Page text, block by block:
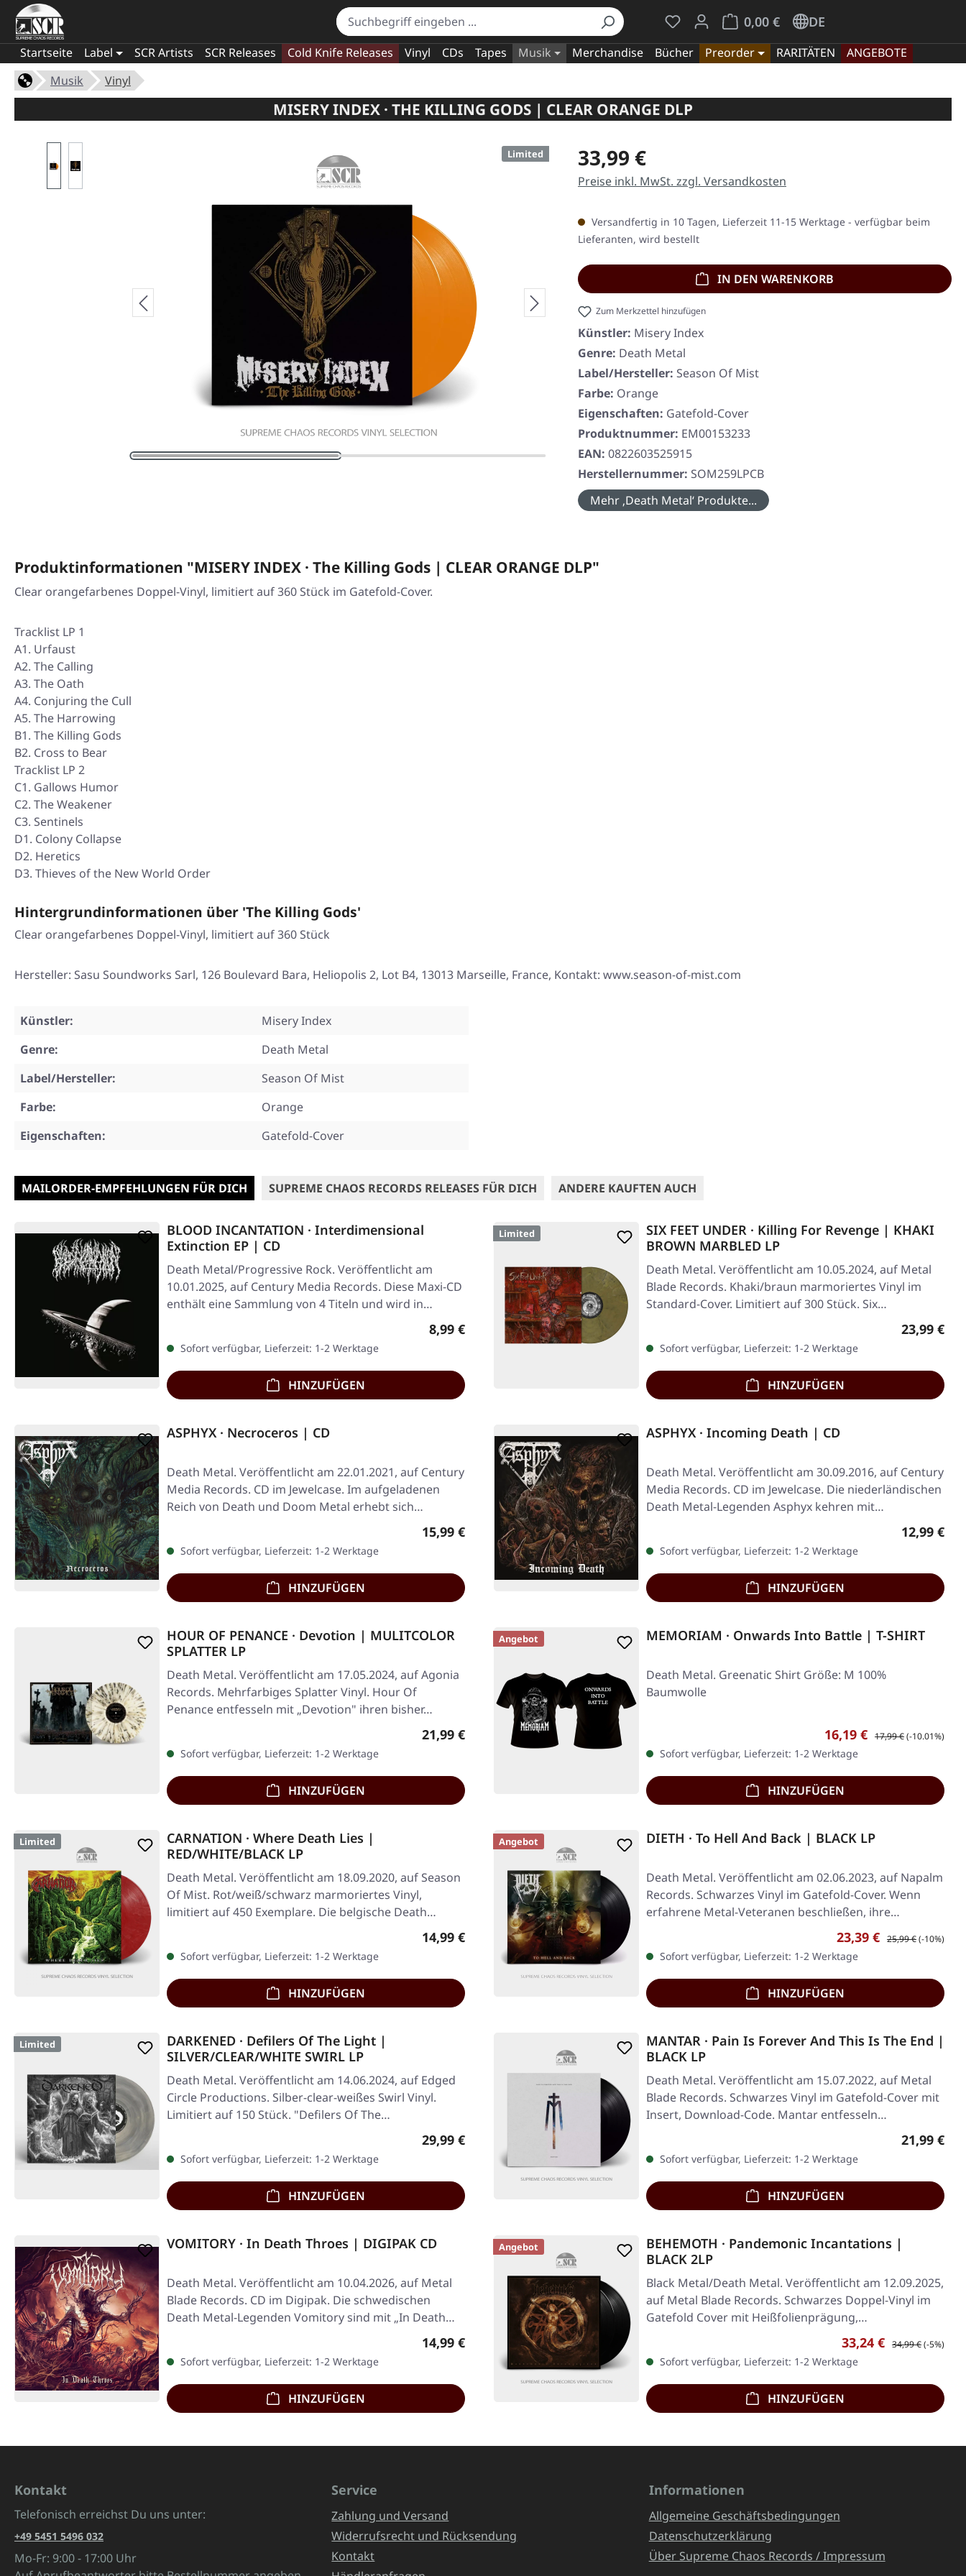
Du hast 0 Produkte auf dem Merkzettel
0,00 €
Warenkorb enthält 0 Positionen. Der
DE
Startseite Label SCR Artists SCR Releases Cold Knife Releases Vinyl CDs Tapes Musik Merchandise Bücher Preorder RARITÄTEN
ANGEBOTE
Musik
Vinyl
MISERY INDEX · THE KILLING GODS | CLEAR ORANGE DLP
Limited Regulärer Preis:
33,99 €
Preise inkl. MwSt. zzgl. Versandkosten
Versandfertig in 10 Tagen, Lieferzeit 11-15 Werktage - verfügbar beim
Lieferanten, wird bestellt
IN DEN WARENKORB
Zum Merkzettel hinzufügen
Künstler: Misery Index
Genre: Death Metal
Label/Hersteller: Season Of Mist
Farbe: Orange
Eigenschaften: Gatefold-Cover
Produktnummer: EM00153233
EAN: 0822603525915
Herstellernummer: SOM259LPCB
Mehr ‚Death Metal‘ Produkte...
Produktinformationen "MISERY INDEX · The Killing Gods | CLEAR ORANGE DLP"
Clear orangefarbenes Doppel-Vinyl, limitiert auf 360 Stück im Gatefold-Cover.
Tracklist LP 1
A1. Urfaust
A2. The Calling
A3. The Oath
A4. Conjuring the Cull
A5. The Harrowing
B1. The Killing Gods
B2. Cross to Bear
Tracklist LP 2
C1. Gallows Humor
C2. The Weakener
C3. Sentinels
D1. Colony Collapse
D2. Heretics
D3. Thieves of the New World Order
Hintergrundinformationen über 'The Killing Gods'
Clear orangefarbenes Doppel-Vinyl, limitiert auf 360 Stück
Hersteller: Sasu Soundworks Sarl, 126 Boulevard Bara, Heliopolis 2, Lot B4, 13013 Marseille, France, Kontakt: www.season-of-mist.com
Künstler:
Misery Index
Genre:
Death Metal
Label/Hersteller:
Season Of Mist
Farbe:
Orange
Eigenschaften:
Gatefold-Cover
MAILORDER-EMPFEHLUNGEN FÜR DICH SUPREME CHAOS RECORDS RELEASES FÜR DICH ANDERE KAUFTEN AUCH
BLOOD INCANTATION · Interdimensional
Extinction EP | CD
Death Metal/Progressive Rock. Veröffentlicht am
10.01.2025, auf Century Media Records. Diese Maxi-CD
enthält eine Sammlung von 4 Titeln und wird in…
Regulärer Preis:
8,99 €
Sofort verfügbar, Lieferzeit: 1-2 Werktage
HINZUFÜGEN
Limited
SIX FEET UNDER · Killing For Revenge | KHAKI
BROWN MARBLED LP
Death Metal. Veröffentlicht am 10.05.2024, auf Metal
Blade Records. Khaki/braun marmoriertes Vinyl im
Standard-Cover. Limitiert auf 300 Stück. Six…
Regulärer
23,99 €
Sofort verfügbar, Lieferzeit: 1-2 Werktage
HINZUFÜGEN
ASPHYX · Necroceros | CD
Death Metal. Veröffentlicht am 22.01.2021, auf Century
Media Records. CD im Jewelcase. Im aufgeladenen
Reich von Death und Doom Metal erhebt sich…
Regulärer Preis:
15,99 €
Sofort verfügbar, Lieferzeit: 1-2 Werktage
HINZUFÜGEN
ASPHYX · Incoming Death | CD
Death Metal. Veröffentlicht am 30.09.2016, auf Century
Media Records. CD im Jewelcase. Die niederländischen
Death Metal-Legenden Asphyx kehren mit…
Regulärer
12,99 €
Sofort verfügbar, Lieferzeit: 1-2 Werktage
HINZUFÜGEN
HOUR OF PENANCE · Devotion | MULITCOLOR
SPLATTER LP
Death Metal. Veröffentlicht am 17.05.2024, auf Agonia
Records. Mehrfarbiges Splatter Vinyl. Hour Of
Penance entfesseln mit „Devotion" ihren bisher…
Regulärer Preis:
21,99 €
Sofort verfügbar, Lieferzeit: 1-2 Werktage
HINZUFÜGEN
Angebot MEMORIAM · Onwards Into Battle | T-SHIRT
Death Metal. Greenatic Shirt Größe: M 100%
Baumwolle
Verkaufspreis:
16,19 € Regulärer Preis:
17,99 €(-10.01%)
Sofort verfügbar, Lieferzeit: 1-2 Werktage
HINZUFÜGEN
Limited
CARNATION · Where Death Lies |
RED/WHITE/BLACK LP
Death Metal. Veröffentlicht am 18.09.2020, auf Season
Of Mist. Rot/weiß/schwarz marmoriertes Vinyl,
limitiert auf 450 Exemplare. Die belgische Death…
Regulärer Preis:
14,99 €
Sofort verfügbar, Lieferzeit: 1-2 Werktage
HINZUFÜGEN
Angebot DIETH · To Hell And Back | BLACK LP
Death Metal. Veröffentlicht am 02.06.2023, auf Napalm
Records. Schwarzes Vinyl im Gatefold-Cover. Wenn
erfahrene Metal-Veteranen beschließen, ihre…
Verkaufspreis:
23,39 € Regulärer Preis:
25,99 €(-10%)
Sofort verfügbar, Lieferzeit: 1-2 Werktage
HINZUFÜGEN
Limited
DARKENED · Defilers Of The Light |
SILVER/CLEAR/WHITE SWIRL LP
Death Metal. Veröffentlicht am 14.06.2024, auf Edged
Circle Productions. Silber-clear-weißes Swirl Vinyl.
Limitiert auf 150 Stück. "Defilers Of The…
Regulärer Preis:
29,99 €
Sofort verfügbar, Lieferzeit: 1-2 Werktage
HINZUFÜGEN
MANTAR · Pain Is Forever And This Is The End |
BLACK LP
Death Metal. Veröffentlicht am 15.07.2022, auf Metal
Blade Records. Schwarzes Vinyl im Gatefold-Cover mit
Insert, Download-Code. Mantar entfesseln…
Regulärer
21,99 €
Sofort verfügbar, Lieferzeit: 1-2 Werktage
HINZUFÜGEN
VOMITORY · In Death Throes | DIGIPAK CD
Death Metal. Veröffentlicht am 10.04.2026, auf Metal
Blade Records. CD im Digipak. Die schwedischen
Death Metal-Legenden Vomitory sind mit „In Death…
Regulärer Preis:
14,99 €
Sofort verfügbar, Lieferzeit: 1-2 Werktage
HINZUFÜGEN
Angebot
BEHEMOTH · Pandemonic Incantations |
BLACK 2LP
Black Metal/Death Metal. Veröffentlicht am 12.09.2025,
auf Metal Blade Records. Schwarzes Doppel-Vinyl im
Gatefold Cover mit Heißfolienprägung,…
Verkaufspreis:
33,24 € Regulärer Preis:
34,99 €(-5%)
Sofort verfügbar, Lieferzeit: 1-2 Werktage
HINZUFÜGEN
Kontakt
Telefonisch erreichst Du uns unter:
+49 5451 5496 032
Mo-Fr: 9:00 - 17:00 Uhr
Service
Zahlung und Versand
Widerrufsrecht und Rücksendung
Kontakt
Informationen
Allgemeine Geschäftsbedingungen
Datenschutzerklärung
Über Supreme Chaos Records / Impressum